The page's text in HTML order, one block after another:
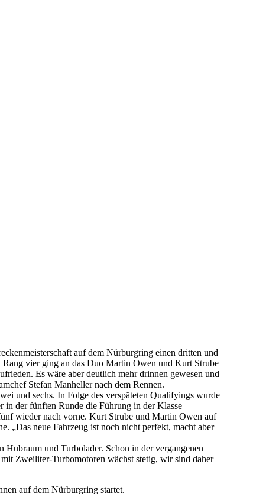
auf dem Nürburgring einen dritten und
vier ging an das Duo Martin Owen und Kurt Strube
Es wäre aber deutlich mehr drinnen gewesen und
Stefan Manheller nach dem Rennen.
und sechs. In Folge des verspäteten Qualifyings wurde
in der fünften Runde die Führung in der Klasse
wieder nach vorne. Kurt Strube und Martin Owen auf
„Das neue Fahrzeug ist noch nicht perfekt, macht aber
und Turbolader. Schon in der vergangenen
Zweiliter-Turbomotoren wächst stetig, wir sind daher
auf dem Nürburgring startet.